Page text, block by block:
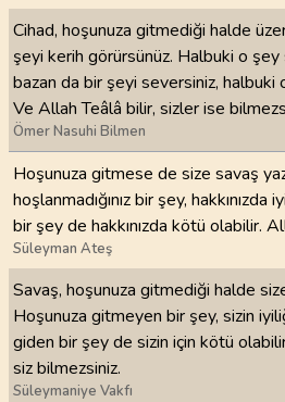
Cihad, hoşunuza gitmediği halde
şeyi kerih görürsünüz. Halbuki o şey
bazan da bir şeyi seversiniz, halbuki
Ve Allah Teâlâ bilir, sizler ise
Ömer Nasuhi Bilmen
Hoşunuza gitmese de size savaş
hoşlanmadığınız bir şey, hakkınızda
bir şey de hakkınızda kötü olabilir.
Süleyman Ateş
Savaş, hoşunuza gitmediği halde
Hoşunuza gitmeyen bir şey, sizin
giden bir şey de sizin için kötü
siz bilmezsiniz.
Süleymaniye Vakfı